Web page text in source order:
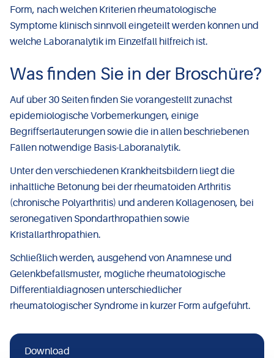
Form, nach welchen Kriterien rheumatologische
Symptome klinisch sinnvoll eingeteilt werden können und
welche Laboranalytik im Einzelfall hilfreich ist.
Was finden Sie in der Broschüre?
Auf über 30 Seiten finden Sie vorangestellt zunächst
epidemiologische Vorbemerkungen, einige
Begriffserläuterungen sowie die in allen beschriebenen
Fällen notwendige Basis-Laboranalytik.
Unter den verschiedenen Krankheitsbildern liegt die
inhaltliche Betonung bei der rheumatoiden Arthritis
(chronische Polyarthritis) und anderen Kollagenosen, bei
seronegativen Spondarthropathien sowie
Kristallarthropathien.
Schließlich werden, ausgehend von Anamnese und
Gelenkbefallsmuster, mögliche rheumatologische
Differentialdiagnosen unterschiedlicher
rheumatologischer Syndrome in kurzer Form aufgeführt.
Download